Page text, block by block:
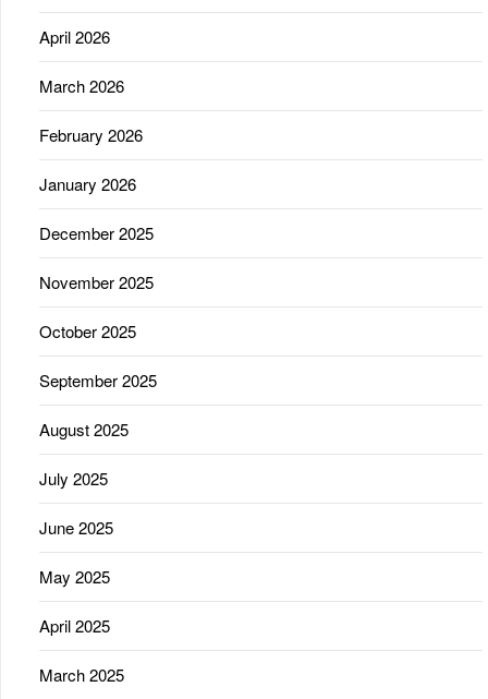
April 2026
March 2026
February 2026
January 2026
December 2025
November 2025
October 2025
September 2025
August 2025
July 2025
June 2025
May 2025
April 2025
March 2025